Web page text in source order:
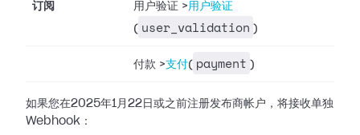
订阅 用户验证 >用户验证
( user_validation )
付款 >支付( payment )
如果您在2025年1月22日或之前注册发布商帐户，将接收单独
Webhook：